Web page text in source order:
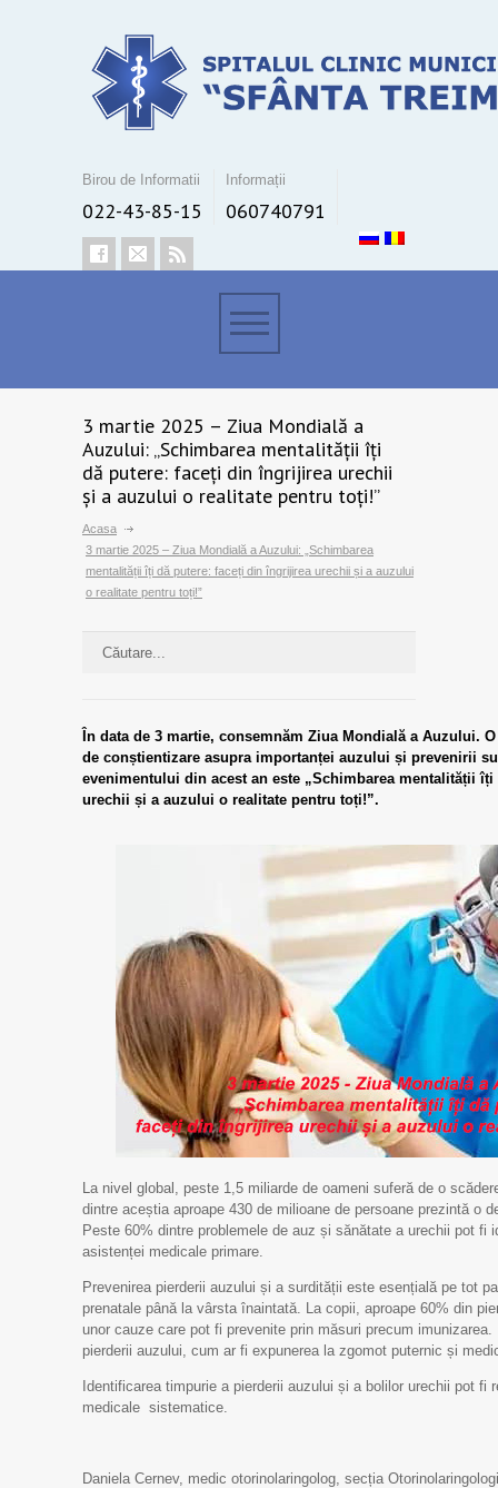
Birou de Informatii
022-43-85-15
Informații
060740791
3 martie 2025 – Ziua Mondială a
Auzului: „Schimbarea mentalității îți
dă putere: faceți din îngrijirea urechii
și a auzului o realitate pentru toți!”
Acasa
3 martie 2025 – Ziua Mondială a Auzului: „Schimbarea
mentalității îți dă putere: faceți din îngrijirea urechii și a auzului
o realitate pentru toți!”
În data de 3 martie, consemnăm Ziua Mondială a Auzului.
de conștientizare asupra importanței auzului și prevenirii
evenimentului din acest an este „Schimbarea mentalității
urechii și a auzului o realitate pentru toți!”.
La nivel global, peste 1,5 miliarde de oameni suferă de o
dintre aceștia aproape 430 de milioane de persoane prezintă o
Peste 60% dintre problemele de auz și sănătate a urechii pot fi
asistenței medicale primare.
Prevenirea pierderii auzului și a surdității este esențială pe tot
prenatale până la vârsta înaintată. La copii, aproape 60% din
unor cauze care pot fi prevenite prin măsuri precum
pierderii auzului, cum ar fi expunerea la zgomot puternic și
Identificarea timpurie a pierderii auzului și a bolilor urechii pot fi
medicale sistematice.
Daniela Cernev, medic otorinolaringolog, secția